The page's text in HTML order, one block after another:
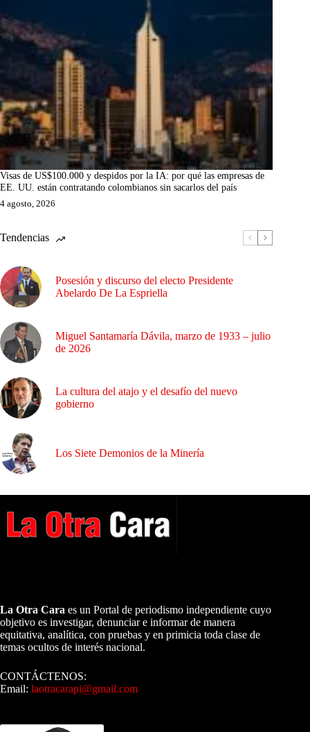
Visas de US$100.000 y despidos por la IA: por qué las empresas de
EE. UU. están contratando colombianos sin sacarlos del país
4 agosto, 2026
Tendencias
Posesión y discurso del electo Presidente
Abelardo De La Espriella
Miguel Santamaría Dávila, marzo de 1933 – julio
de 2026
La cultura del atajo y el desafío del nuevo
gobierno
Los Siete Demonios de la Minería
La Otra Cara es un Portal de periodismo independiente cuyo
objetivo es investigar, denunciar e informar de manera
equitativa, analítica, con pruebas y en primicia toda clase de
temas ocultos de interés nacional.
CONTÁCTENOS:
Email: laotracarapi@gmail.com